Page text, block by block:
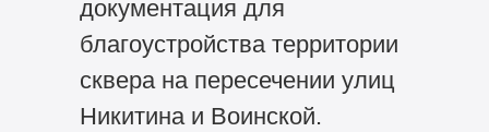
документация для
благоустройства территории
сквера на пересечении улиц
Никитина и Воинской.